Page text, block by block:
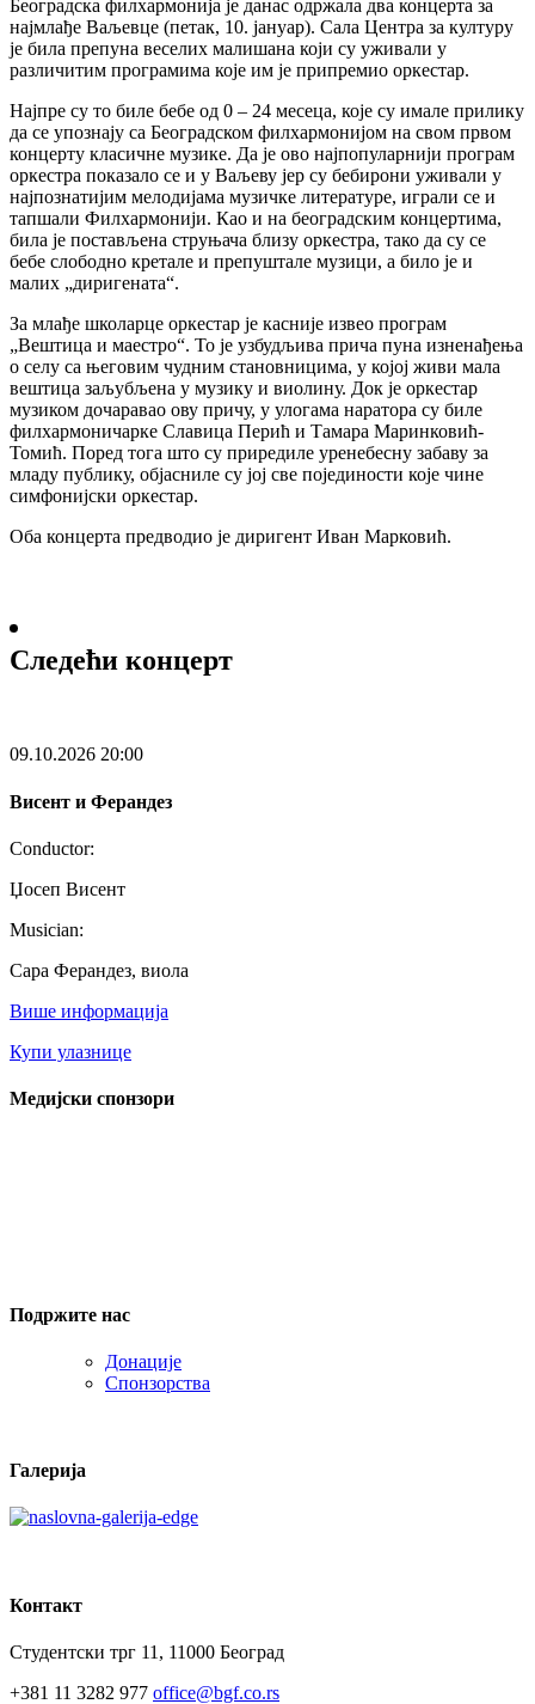
Београдска филхармонија је данас одржала два концерта за
најмлађе Ваљевце (петак, 10. јануар). Сала Центра за културу
је била препуна веселих малишана који су уживали у
различитим програмима које им је припремио оркестар.
Најпре су то биле бебе од 0 – 24 месеца, које су имале прилику
да се упознају са Београдском филхармонијом на свом првом
концерту класичне музике. Да је ово најпопуларнији програм
оркестра показало се и у Ваљеву јер су бебирони уживали у
најпознатијим мелодијама музичке литературе, играли се и
тапшали Филхармонији. Као и на београдским концертима,
била је постављена струњача близу оркестра, тако да су се
бебе слободно кретале и препуштале музици, а било је и
малих „диригената“.
За млађе школарце оркестар је касније извео програм
„Вештица и маестро“. То је узбудљива прича пуна изненађења
о селу са његовим чудним становницима, у којој живи мала
вештица заљубљена у музику и виолину. Док је оркестар
музиком дочаравао ову причу, у улогама наратора су биле
филхармоничарке Славица Перић и Тамара Маринковић-
Томић. Поред тога што су приредиле уренебесну забаву за
младу публику, објасниле су јој све појединости које чине
симфонијски оркестар.
Оба концерта предводио је диригент Иван Марковић.
Следећи концерт
09.10.2026 20:00
Висент и Ферандез
Conductor:
Џосеп Висент
Musician:
Сара Ферандез, виола
Више информација
Купи улазнице
Медијски спонзори
Подржите нас
Донације
Спонзорства
Галерија
Контакт
Студентски трг 11, 11000 Београд
+381 11 3282 977 office@bgf.co.rs